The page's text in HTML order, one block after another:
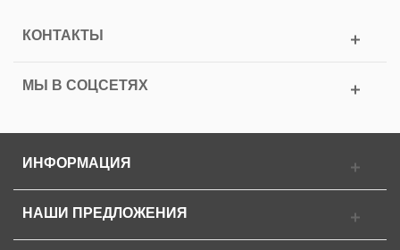
КОНТАКТЫ
МЫ В СОЦСЕТЯХ
ИНФОРМАЦИЯ
НАШИ ПРЕДЛОЖЕНИЯ